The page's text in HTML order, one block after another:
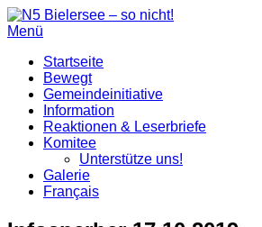
Zum
Inhalt
Menü
Startseite
Bewegt
Gemeindeinitiative
Information
Reaktionen & Leserbriefe
Komitee
Unterstütze uns!
Galerie
Français